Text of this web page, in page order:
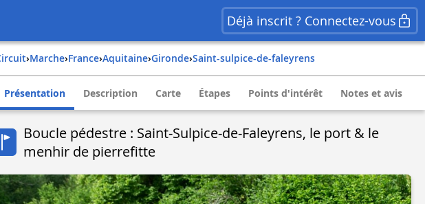
Déjà inscrit ? Connectez-vous
Circuit› Marche› france› aquitaine› gironde› saint-sulpice-de-faleyrens
Présentation Description Carte Étapes Points d'intérêt Notes et avis
Boucle pédestre : Saint-Sulpice-de-Faleyrens, le port & le
menhir de pierrefitte